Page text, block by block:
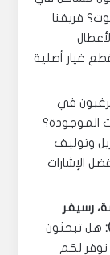
فريقنا
غيار أصلية
في
الموجودة؟
وتوليف
الإشارات
رسيفر
هل تبحثون
لكم